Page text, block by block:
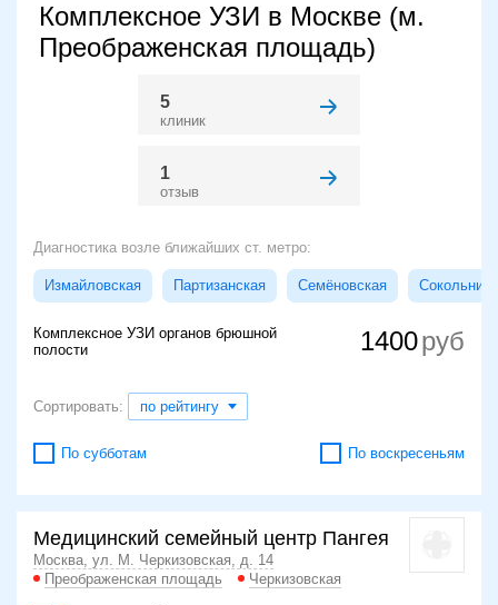
Комплексное УЗИ в Москве (м.
Преображенская площадь)
5
клиник
1
отзыв
Диагностика возле ближайших ст. метро:
Измайловская Партизанская Семёновская Сокольники
Комплексное УЗИ органов брюшной
полости
1400
Сортировать: по рейтингу
По субботам По воскресеньям
Медицинский семейный центр Пангея
Москва, ул. М. Черкизовская, д. 14
Преображенская площадь
Черкизовская